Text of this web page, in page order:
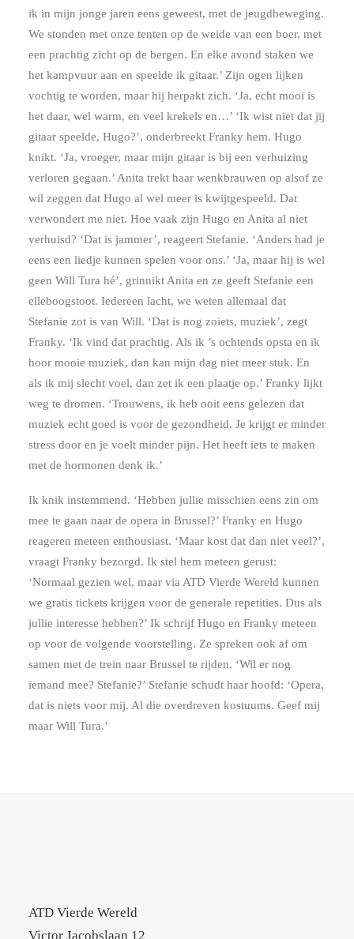
ik in mijn jonge jaren eens geweest, met de jeugdbeweging.
We stonden met onze tenten op de weide van een boer, met
een prachtig zicht op de bergen. En elke avond staken we
het kampvuur aan en speelde ik gitaar.’ Zijn ogen lijken
vochtig te worden, maar hij herpakt zich. ‘Ja, echt mooi is
het daar, wel warm, en veel krekels en…’ ‘Ik wist niet dat jij
gitaar speelde, Hugo?’, onderbreekt Franky hem. Hugo
knikt. ‘Ja, vroeger, maar mijn gitaar is bij een verhuizing
verloren gegaan.’ Anita trekt haar wenkbrauwen op alsof ze
wil zeggen dat Hugo al wel meer is kwijtgespeeld. Dat
verwondert me niet. Hoe vaak zijn Hugo en Anita al niet
verhuisd? ‘Dat is jammer’, reageert Stefanie. ‘Anders had je
eens een liedje kunnen spelen voor ons.’ ‘Ja, maar hij is wel
geen Will Tura hé’, grinnikt Anita en ze geeft Stefanie een
elleboogstoot. Iedereen lacht, we weten allemaal dat
Stefanie zot is van Will. ‘Dat is nog zoiets, muziek’, zegt
Franky. ‘Ik vind dat prachtig. Als ik ’s ochtends opsta en ik
hoor mooie muziek, dan kan mijn dag niet meer stuk. En
als ik mij slecht voel, dan zet ik een plaatje op.’ Franky lijkt
weg te dromen. ‘Trouwens, ik heb ooit eens gelezen dat
muziek echt goed is voor de gezondheid. Je krijgt er minder
stress door en je voelt minder pijn. Het heeft iets te maken
met de hormonen denk ik.’
Ik knik instemmend. ‘Hebben jullie misschien eens zin om
mee te gaan naar de opera in Brussel?’ Franky en Hugo
reageren meteen enthousiast. ‘Maar kost dat dan niet veel?’,
vraagt Franky bezorgd. Ik stel hem meteen gerust:
‘Normaal gezien wel, maar via ATD Vierde Wereld kunnen
we gratis tickets krijgen voor de generale repetities. Dus als
jullie interesse hebben?’ Ik schrijf Hugo en Franky meteen
op voor de volgende voorstelling. Ze spreken ook af om
samen met de trein naar Brussel te rijden. ‘Wil er nog
iemand mee? Stefanie?’ Stefanie schudt haar hoofd: ‘Opera,
dat is niets voor mij. Al die overdreven kostuums. Geef mij
maar Will Tura.’
ATD Vierde Wereld
Victor Jacobslaan 12